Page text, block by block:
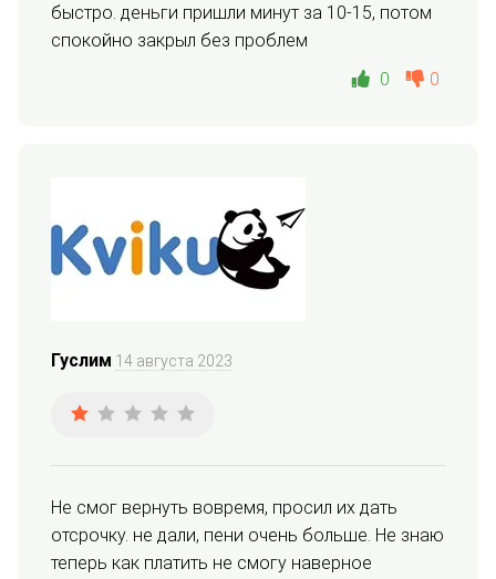
быстро. деньги пришли минут за 10-15, потом
спокойно закрыл без проблем
0
0
Гуслим 14 августа 2023
Не смог вернуть вовремя, просил их дать
отсрочку. не дали, пени очень больше. Не знаю
теперь как платить не смогу наверное